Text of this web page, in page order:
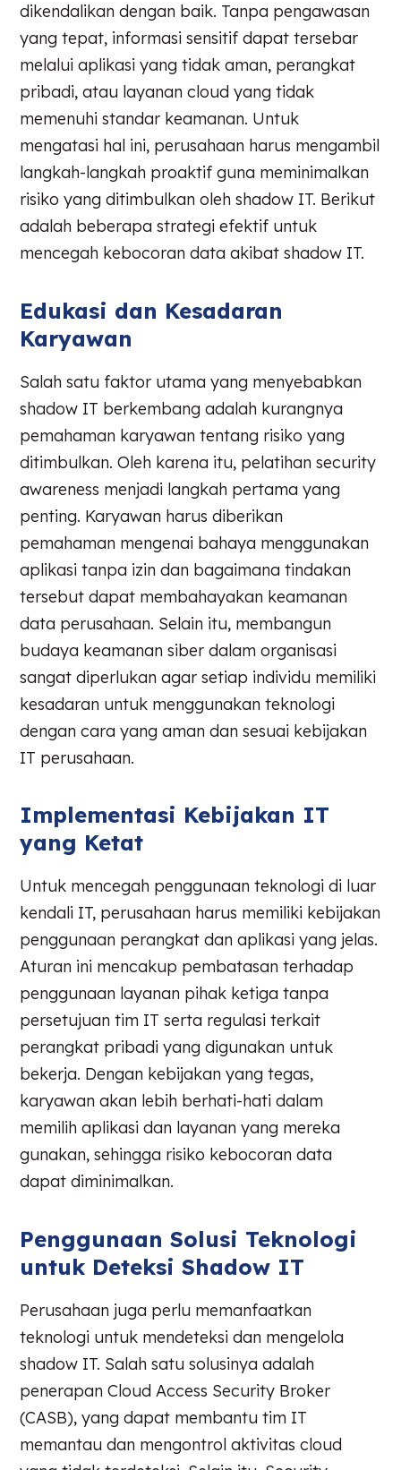
dikendalikan dengan baik. Tanpa pengawasan
yang tepat, informasi sensitif dapat tersebar
melalui aplikasi yang tidak aman, perangkat
pribadi, atau layanan cloud yang tidak
memenuhi standar keamanan. Untuk
mengatasi hal ini, perusahaan harus mengambil
langkah-langkah proaktif guna meminimalkan
risiko yang ditimbulkan oleh shadow IT. Berikut
adalah beberapa strategi efektif untuk
mencegah kebocoran data akibat shadow IT.
Edukasi dan Kesadaran
Karyawan
Salah satu faktor utama yang menyebabkan
shadow IT berkembang adalah kurangnya
pemahaman karyawan tentang risiko yang
ditimbulkan. Oleh karena itu, pelatihan security
awareness menjadi langkah pertama yang
penting. Karyawan harus diberikan
pemahaman mengenai bahaya menggunakan
aplikasi tanpa izin dan bagaimana tindakan
tersebut dapat membahayakan keamanan
data perusahaan. Selain itu, membangun
budaya keamanan siber dalam organisasi
sangat diperlukan agar setiap individu memiliki
kesadaran untuk menggunakan teknologi
dengan cara yang aman dan sesuai kebijakan
IT perusahaan.
Implementasi Kebijakan IT
yang Ketat
Untuk mencegah penggunaan teknologi di luar
kendali IT, perusahaan harus memiliki kebijakan
penggunaan perangkat dan aplikasi yang jelas.
Aturan ini mencakup pembatasan terhadap
penggunaan layanan pihak ketiga tanpa
persetujuan tim IT serta regulasi terkait
perangkat pribadi yang digunakan untuk
bekerja. Dengan kebijakan yang tegas,
karyawan akan lebih berhati-hati dalam
memilih aplikasi dan layanan yang mereka
gunakan, sehingga risiko kebocoran data
dapat diminimalkan.
Penggunaan Solusi Teknologi
untuk Deteksi Shadow IT
Perusahaan juga perlu memanfaatkan
teknologi untuk mendeteksi dan mengelola
shadow IT. Salah satu solusinya adalah
penerapan Cloud Access Security Broker
(CASB), yang dapat membantu tim IT
memantau dan mengontrol aktivitas cloud